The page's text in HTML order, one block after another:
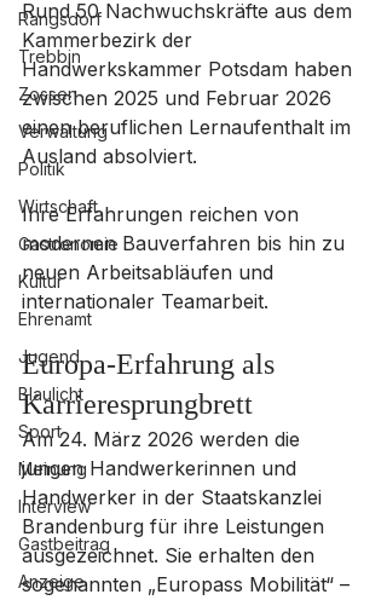
Rangsdorf
Trebbin
Zossen
Verwaltung
Politik
Wirtschaft
Gastronomie
Kultur
Ehrenamt
Jugend
Blaulicht
Sport
Meinung
Interview
Gastbeitrag
Anzeige
Rund 50 Nachwuchskräfte aus dem
Kammerbezirk der
Handwerkskammer Potsdam haben
zwischen 2025 und Februar 2026
einen beruflichen Lernaufenthalt im
Ausland absolviert.
Ihre Erfahrungen reichen von
modernen Bauverfahren bis hin zu
neuen Arbeitsabläufen und
internationaler Teamarbeit.
Europa-Erfahrung als
Karrieresprungbrett
Am 24. März 2026 werden die
jungen Handwerkerinnen und
Handwerker in der Staatskanzlei
Brandenburg für ihre Leistungen
ausgezeichnet. Sie erhalten den
sogenannten „Europass Mobilität“ –